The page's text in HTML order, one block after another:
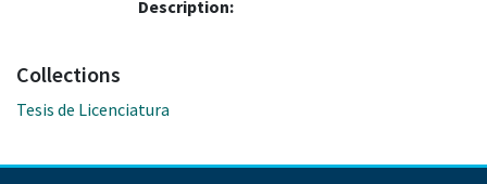
Description:
Collections
Tesis de Licenciatura